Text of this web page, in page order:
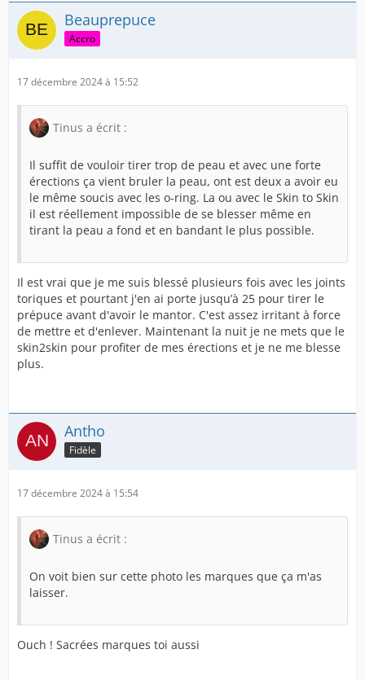
Beauprepuce
Accro
17 décembre 2024 à 15:52
Tinus a écrit :
Il suffit de vouloir tirer trop de peau et avec une forte
érections ça vient bruler la peau, ont est deux a avoir eu
le même soucis avec les o-ring. La ou avec le Skin to Skin
il est réellement impossible de se blesser même en
tirant la peau a fond et en bandant le plus possible.
Il est vrai que je me suis blessé plusieurs fois avec les joints
toriques et pourtant j'en ai porte jusqu’à 25 pour tirer le
prépuce avant d'avoir le mantor. C'est assez irritant à force
de mettre et d'enlever. Maintenant la nuit je ne mets que le
skin2skin pour profiter de mes érections et je ne me blesse
plus.
Antho
Fidèle
17 décembre 2024 à 15:54
Tinus a écrit :
On voit bien sur cette photo les marques que ça m'as
laisser.
Ouch ! Sacrées marques toi aussi